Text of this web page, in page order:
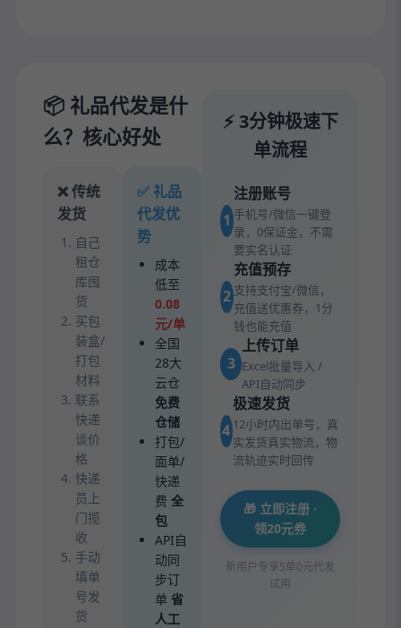
📦 礼品代发是什
么？核心好处
❌ 传统
发货
自己
租仓
库囤
货
买包
装盒/
打包
材料
联系
快递
谈价
格
快递
员上
门揽
收
手动
填单
号发
货
✅ 礼品
代发优
势
成本
低至
0.08
元/单
全国
28大
云仓
免费
仓储
打包/
面单/
快递
费全
包
API自
动同
步订
单省
人工
⚡ 3分钟极速下
单流程
1
注册账号
手机号/微信一键登
录，0保证金，不需
要实名认证
2
充值预存
支持支付宝/微信，
充值送优惠券，1分
钱也能充值
3
上传订单
Excel批量导入 /
API自动同步
4
极速发货
12小时内出单号，真
实发货真实物流，物
流轨迹实时回传
🎁 立即注册 ·
领20元券
新用户专享5单0元代发
试用